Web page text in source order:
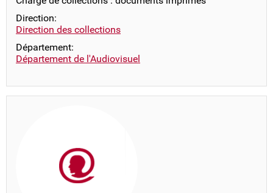
Direction:
Direction des collections
Département:
Département de l'Audiovisuel